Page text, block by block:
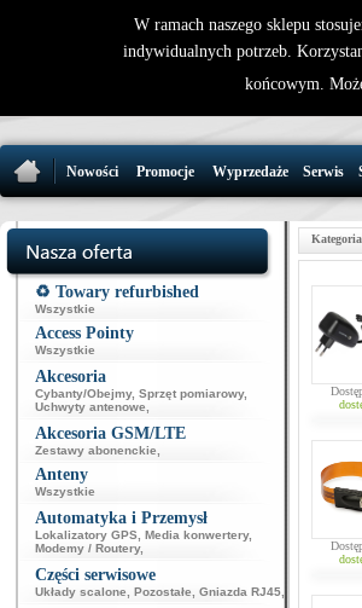
Nowości Promocje Wyprzedaże Serwis
♻️ Towary refurbished
Wszystkie
Access Pointy
Wszystkie
Akcesoria
Cybanty/Obejmy, Sprzęt pomiarowy,
Uchwyty antenowe
Akcesoria GSM/LTE
Zestawy abonenckie
Anteny
Wszystkie
Automatyka i Przemysł
Lokalizatory GPS Media konwertery,
Modemy / Routery,
Części serwisowe
Układy scalone Pozostałe Gniazda RJ45
W ramach naszego sklepu
indywidualnych potrzeb.
końcowym.